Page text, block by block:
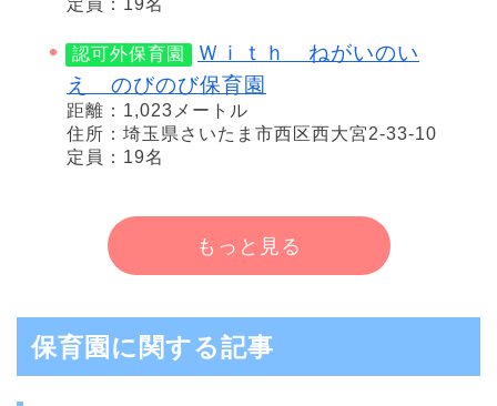
定員：19名
認可外保育園
Ｗｉｔｈ ねがいのい
え のびのび保育園
距離：1,023メートル
住所：埼玉県さいたま市西区西大宮2-33-10
定員：19名
もっと見る
保育園に関する記事